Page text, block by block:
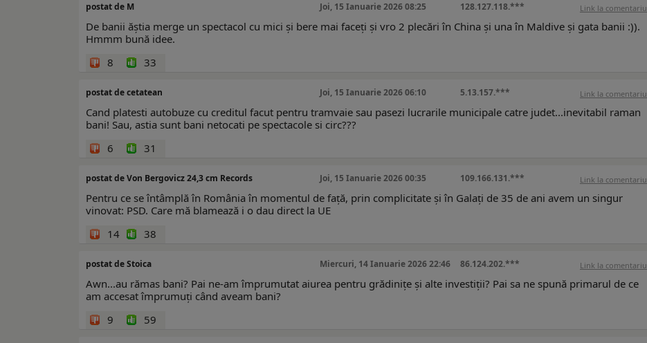
postat de M Joi, 15 Ianuarie 2026 08:25 128.127.118.*** Link la comentariu
De banii ăștia merge un spectacol cu mici și bere mai faceți și vro 2 plecări în China și una în Maldive și gata banii :)).
Hmmm bună idee.
8
33
postat de cetatean Joi, 15 Ianuarie 2026 06:10 5.13.157.*** Link la comentariu
Cand platesti autobuze cu creditul facut pentru tramvaie sau pasezi lucrarile municipale catre judet...inevitabil raman
bani! Sau, astia sunt bani netocati pe spectacole si circ???
6
31
postat de Von Bergovicz 24,3 cm Records Joi, 15 Ianuarie 2026 00:35 109.166.131.*** Link la comentariu
Pentru ce se întâmplă în România în momentul de față, prin complicitate și în Galați de 35 de ani avem un singur
vinovat: PSD. Care mă blamează i o dau direct la UE
14
38
postat de Stoica Miercuri, 14 Ianuarie 2026 22:46 86.124.202.*** Link la comentariu
Awn...au rămas bani? Pai ne-am împrumutat aiurea pentru grădinițe și alte investiții? Pai sa ne spună primarul de ce
am accesat împrumuți când aveam bani?
9
59